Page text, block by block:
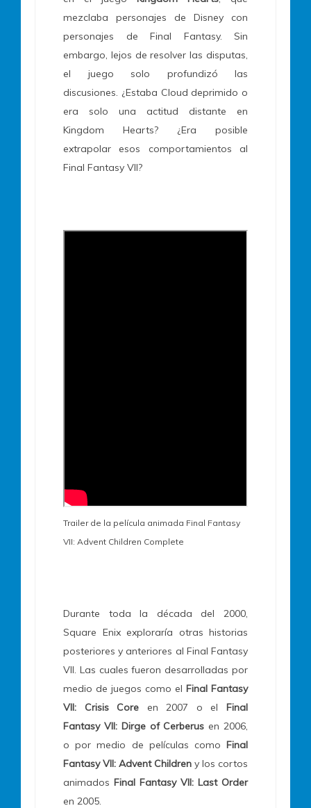
mezclaba personajes de Disney con
personajes de Final Fantasy. Sin
embargo, lejos de resolver las disputas,
el juego solo profundizó las
discusiones. ¿Estaba Cloud deprimido o
era solo una actitud distante en
Kingdom Hearts? ¿Era posible
extrapolar esos comportamientos al
Final Fantasy VII?
Trailer de la película animada Final Fantasy
VII: Advent Children Complete
Durante toda la década del 2000,
Square Enix exploraría otras historias
posteriores y anteriores al Final Fantasy
VII. Las cuales fueron desarrolladas por
medio de juegos como el Final Fantasy
VII: Crisis Core en 2007 o elFinal
Fantasy VII: Dirge of Cerberus en 2006,
o por medio de películas como Final
Fantasy VII: Advent Children y los cortos
animados Final Fantasy VII: Last Order
en 2005.